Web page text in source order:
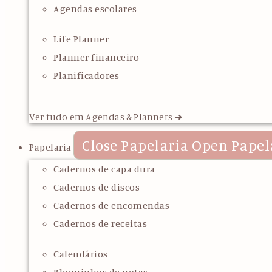
Agendas escolares
Life Planner
Planner financeiro
Planificadores
Ver tudo em Agendas & Planners ➜
Papelaria Close Papelaria Open
Cadernos de capa dura
Cadernos de discos
Cadernos de encomendas
Cadernos de receitas
Calendários